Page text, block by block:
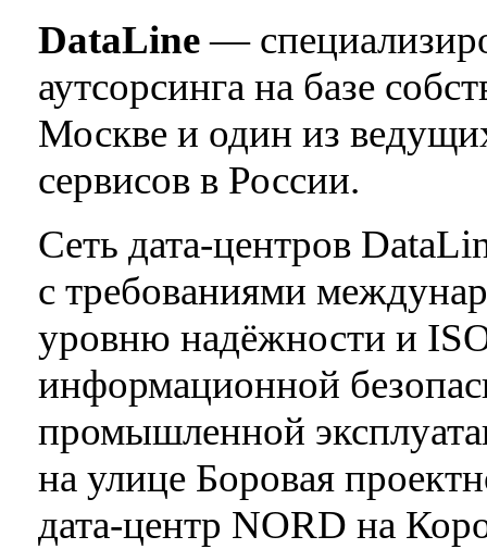
DataLine—
аутсорсинга на базе
Москве и один из
сервисов в России.
Сеть дата-центров
с требованиями
уровню надёжности и
информационной
промышленной
на улице Боровая
дата-центр NORD на